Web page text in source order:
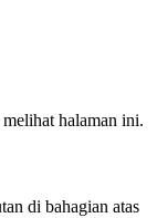
halaman ini.
di bahagian atas